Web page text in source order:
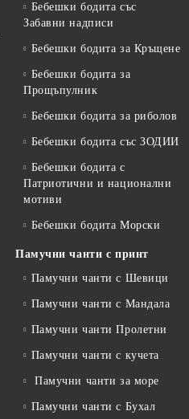
Бебешки бодита със
Забавни надписи
Бебешки бодита за Кръщене
Бебешки бодита за
Прощъпулник
Бебешки бодита за риболов
Бебешки бодита със ЗОДИИ
Бебешки бодита с
Патриотични и национални
мотиви
Бебешки бодита Морски
Памучни чанти с принт
Памучни чанти с Шевици
Памучни чанти с Мандала
Памучни чанти Пролетни
Памучни чанти с кучета
Памучни чанти за море
Памучни чанти с Бухал